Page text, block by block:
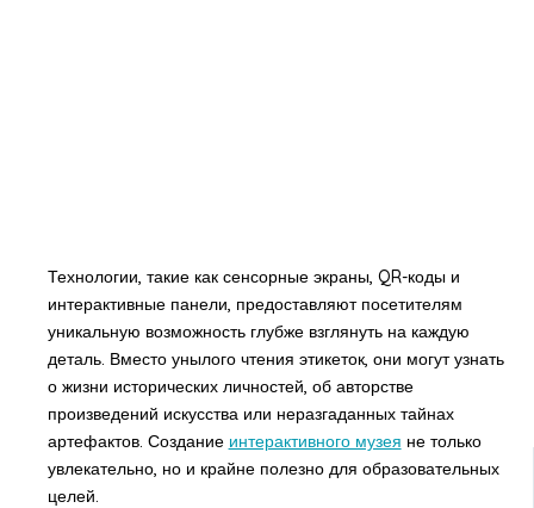
Технологии, такие как сенсорные экраны, QR-коды и
интерактивные панели, предоставляют посетителям
уникальную возможность глубже взглянуть на каждую
деталь. Вместо унылого чтения этикеток, они могут узнать
о жизни исторических личностей, об авторстве
произведений искусства или неразгаданных тайнах
артефактов. Создание интерактивного музея не только
увлекательно, но и крайне полезно для образовательных
целей.